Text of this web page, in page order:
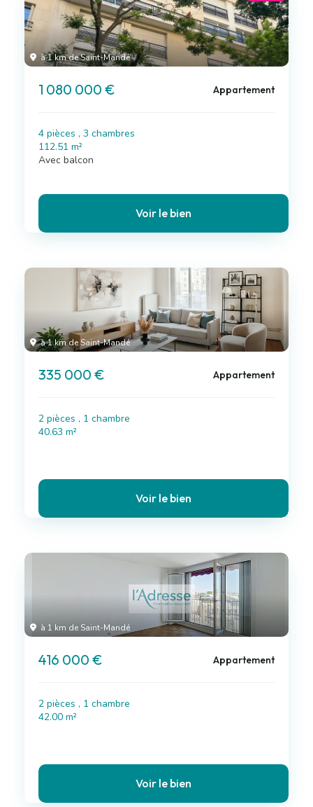
à 1 km de Saint-Mandé
1 080 000 € Appartement
4 pièces , 3 chambres
112.51 m²
Avec balcon
Voir le bien
à 1 km de Saint-Mandé
335 000 € Appartement
2 pièces , 1 chambre
40.63 m²
Voir le bien
à 1 km de Saint-Mandé
416 000 € Appartement
2 pièces , 1 chambre
42.00 m²
Voir le bien